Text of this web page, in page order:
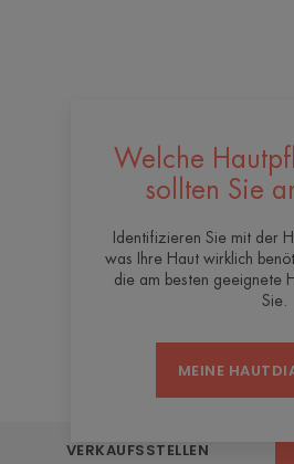
VERKAUFSSTELLEN
Welche
sollten Sie
Identifizieren Sie mit der
was Ihre Haut wirklich
die am besten geeignete
Sie.
MEINE